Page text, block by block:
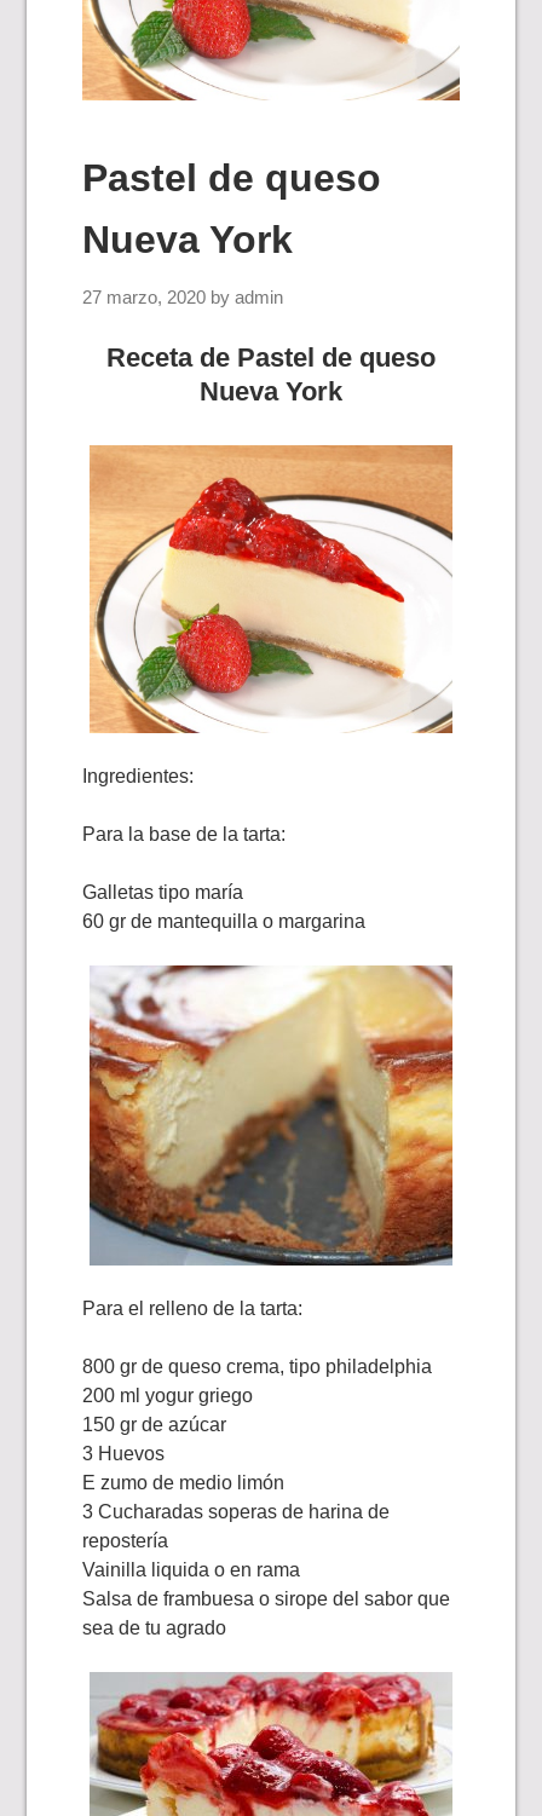
Pastel de queso
Nueva York
27 marzo, 2020 byadmin
Receta de Pastel de queso
Nueva York
Ingredientes:
Para la base de la tarta:
Galletas tipo maría
60 gr de mantequilla o margarina
Para el relleno de la tarta:
800 gr de queso crema, tipo philadelphia
200 ml yogur griego
150 gr de azúcar
3 Huevos
E zumo de medio limón
3 Cucharadas soperas de harina de
repostería
Vainilla liquida o en rama
Salsa de frambuesa o sirope del sabor que
sea de tu agrado